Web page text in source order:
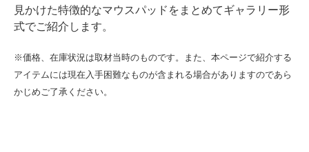
見かけた特徴的なマウスパッドをまとめてギャラリー形
式でご紹介します。
※価格、在庫状況は取材当時のものです。また、本ページで紹介する
アイテムには現在入手困難なものが含まれる場合がありますのであら
かじめご了承ください。